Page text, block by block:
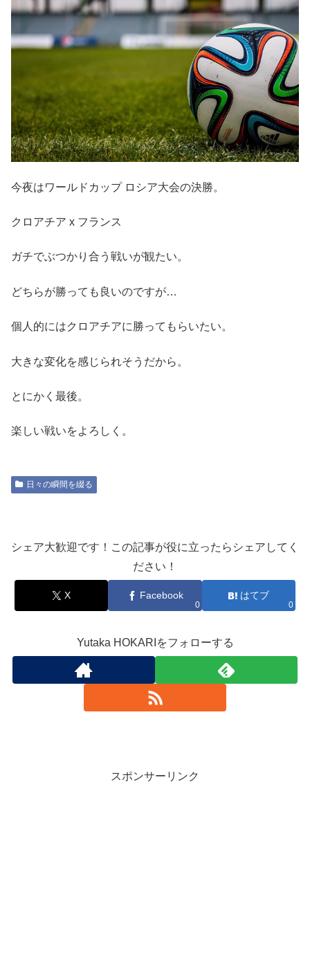
今夜はワールドカップ ロシア大会の決勝。
クロアチア x フランス
ガチでぶつかり合う戦いが観たい。
どちらが勝っても良いのですが…
個人的にはクロアチアに勝ってもらいたい。
大きな変化を感じられそうだから。
とにかく最後。
楽しい戦いをよろしく。
日々の瞬間を綴る
シェア大歓迎です！この記事が役に立ったらシェアしてく
ださい！
X Facebook
0
はてブ
0
Yutaka HOKARIをフォローする
スポンサーリンク